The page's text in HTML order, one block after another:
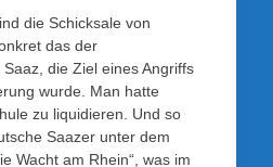
die Schicksale von
das der
die Ziel eines Angriffs
wurde. Man hatte
zu liquidieren. Und so
Saazer unter dem
Wacht am Rhein“, was im